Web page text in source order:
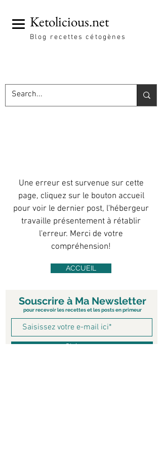
Ketolicious.net
Blog recettes cétogènes
Une erreur est survenue sur cette
page, cliquez sur le bouton accueil
pour voir le dernier post, l'hébergeur
travaille présentement à rétablir
l'erreur. Merci de votre
compréhension!
ACCUEIL
Souscrire à Ma Newsletter
pour recevoir les recettes et les posts en primeur
S'abonner